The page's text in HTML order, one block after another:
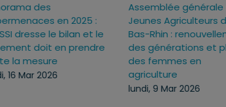
des
en 2025 :
dresse le bilan et le
doit en prendre
la mesure
16 Mar 2026
Assemblée générale
Jeunes Agriculteurs
Bas-Rhin :
des générations et
des femmes en
agriculture
lundi, 9 Mar 2026